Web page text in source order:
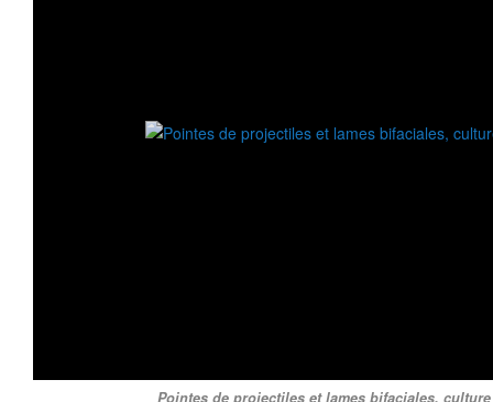
Pointes de projectiles et lames bifaciales,